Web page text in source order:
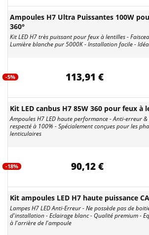
Ampoules H7 Ultra Puissantes 100W
360°
Kit LED H7 très puissant pour feux à lentilles -
Lumière blanche pur 5000K - Installation facile -
-5% 113,91 €
Kit LED canbus H7 85W 360 pour feux à
Ampoules H7 LED haute performance - Anti-erreur &
respecté à 100% - Spécialement conçues pour les
lenticulaires
-18% 90,12 €
Kit ampoules LED H7 haute puissance
Lampes H7 LED Anti-Erreur - Ne possède pas de
d'installation - Eclairage blanc - Qualité premium -
à l'arrière de l'ampoule